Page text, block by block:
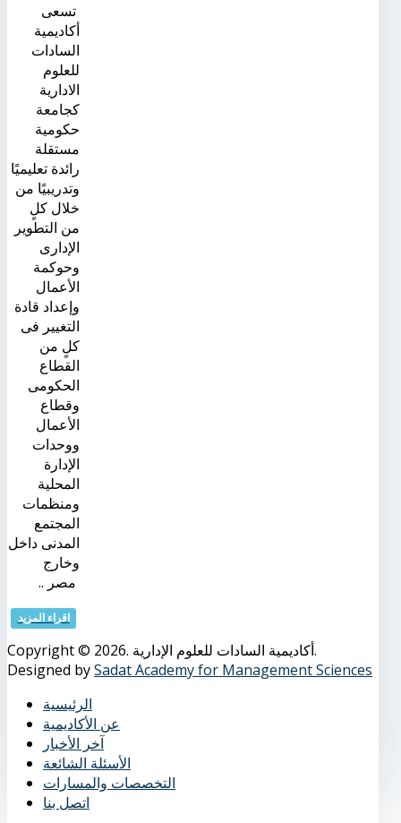
تسعى
أكاديمية
السادات
للعلوم
الادارية
كجامعة
حكومية
مستقلة
رائدة تعليميًا
وتدريبيًا من
خلال كلٍ
من التطوير
الإدارى
وحوكمة
الأعمال
وإعداد قادة
التغيير فى
كلٍ من
القطاع
الحكومى
وقطاع
الأعمال
ووحدات
الإدارة
المحلية
ومنظمات
المجتمع
المدنى داخل
وخارج
مصر ..
اقراء المزيد
Copyright © 2026. أكاديمية السادات للعلوم الإدارية.
Designed bySadat Academy for Management Sciences
الرئيسية
عن الأكاديمية
آخر الأخبار
الأسئلة الشائعة
التخصصات والمسارات
اتصل بنا